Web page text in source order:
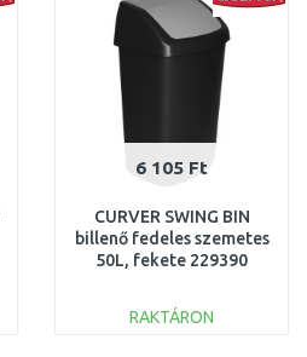
6 105 Ft
CURVER SWING BIN
billenő fedeles szemetes
50L, fekete 229390
RAKTÁRON